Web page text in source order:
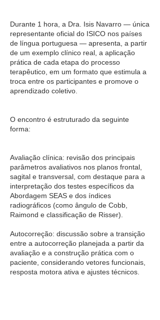
Durante 1 hora, a Dra. Isis Navarro — única
representante oficial do ISICO nos países
de língua portuguesa — apresenta, a partir
de um exemplo clínico real, a aplicação
prática de cada etapa do processo
terapêutico, em um formato que estimula a
troca entre os participantes e promove o
aprendizado coletivo.
O encontro é estruturado da seguinte
forma:
Avaliação clínica: revisão dos principais
parâmetros avaliativos nos planos frontal,
sagital e transversal, com destaque para a
interpretação dos testes específicos da
Abordagem SEAS e dos índices
radiográficos (como ângulo de Cobb,
Raimond e classificação de Risser).
Autocorreção: discussão sobre a transição
entre a autocorreção planejada a partir da
avaliação e a construção prática com o
paciente, considerando vetores funcionais,
resposta motora ativa e ajustes técnicos.